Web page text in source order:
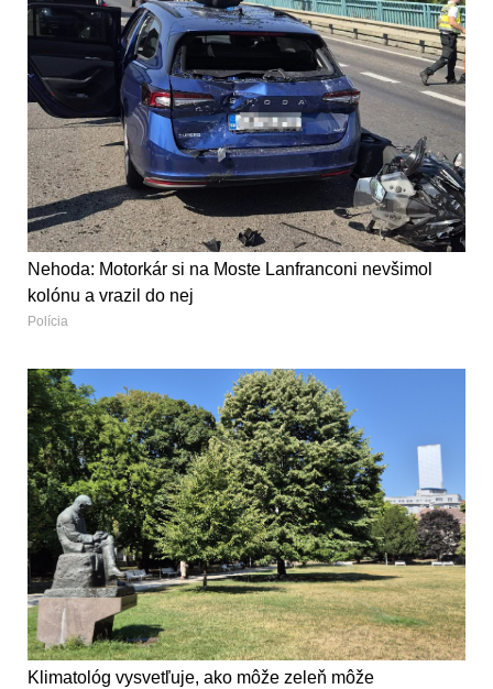
Nehoda: Motorkár si na Moste Lanfranconi nevšimol
kolónu a vrazil do nej
Polícia
Klimatológ vysvetľuje, ako môže zeleň môže